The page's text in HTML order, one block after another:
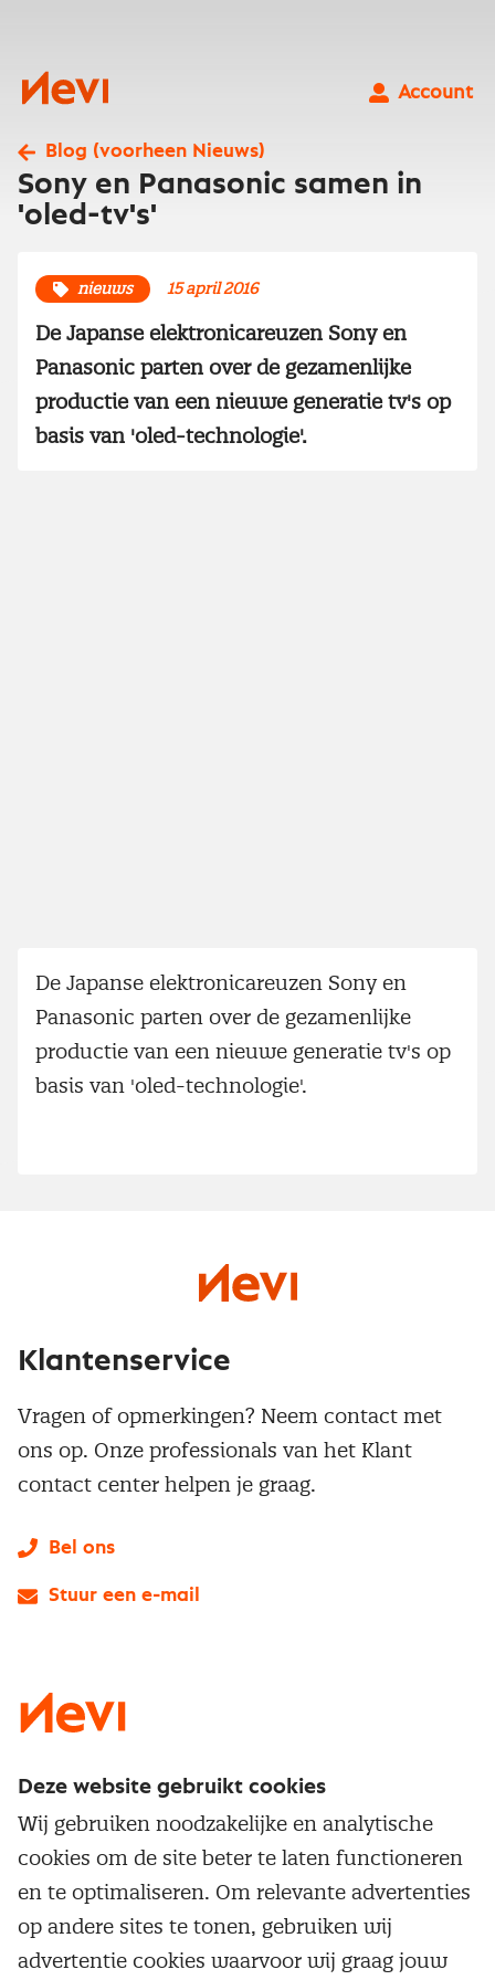
Nevi
Account
Blog (voorheen Nieuws)
Sony en Panasonic samen in
'oled-tv's'
nieuws 15 april 2016
De Japanse elektronicareuzen Sony en
Panasonic parten over de gezamenlijke
productie van een nieuwe generatie tv's op
basis van 'oled-technologie'.
De Japanse elektronicareuzen Sony en
Panasonic parten over de gezamenlijke
productie van een nieuwe generatie tv's op
basis van 'oled-technologie'.
Service & contact
Over inkoop
Netwerk en communities
Aanmelden nieuwsbrief
Populaire thema's
Aanbesteden
Contractmanagement
Opleidingen en trainingen
Trainingen
Klantenservice
Vragen of opmerkingen? Neem contact met
ons op. Onze professionals van het Klant
contact center helpen je graag.
Bel ons
Stuur een e-mail
Deze website gebruikt cookies
Wij gebruiken noodzakelijke en analytische
cookies om de site beter te laten functioneren
en te optimaliseren. Om relevante advertenties
op andere sites te tonen, gebruiken wij
advertentie cookies waarvoor wij graag jouw